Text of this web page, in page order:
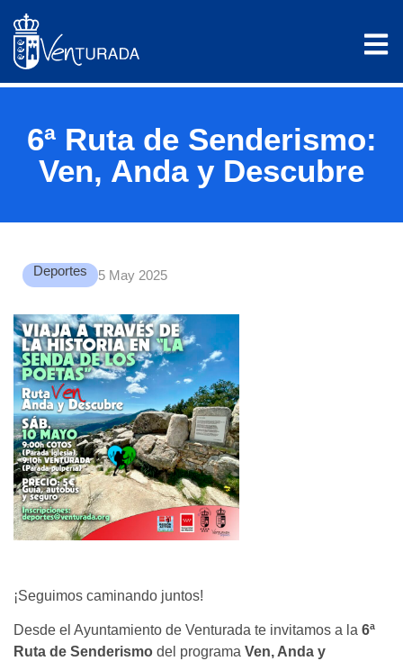
6ª Ruta de Senderismo:
Ven, Anda y Descubre
Deportes 5 May 2025
¡Seguimos caminando juntos!
Desde el Ayuntamiento de Venturada te invitamos a la 6ª
Ruta de Senderismo del programa Ven, Anda y